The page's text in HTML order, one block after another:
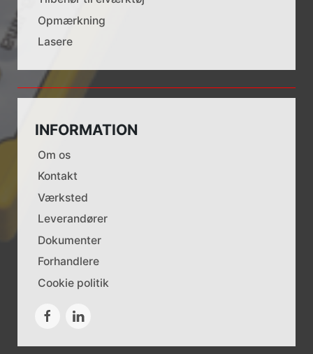
Opmærkning
Lasere
INFORMATION
Om os
Kontakt
Værksted
Leverandører
Dokumenter
Forhandlere
Cookie politik